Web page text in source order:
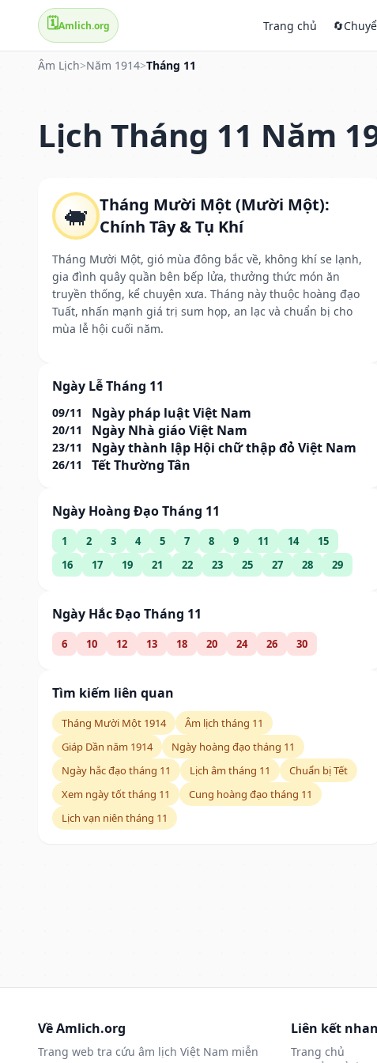
🗓️Amlich.org Trang chủ 🔄
Âm Lịch>Năm 1914>Tháng 11
Lịch Tháng 11 Năm
🐖 Tháng Mười Một (Mười Một):
Chính Tây & Tụ Khí
Tháng Mười Một, gió mùa đông bắc về, không khí se lạnh,
gia đình quây quần bên bếp lửa, thưởng thức món ăn
truyền thống, kể chuyện xưa. Tháng này thuộc hoàng đạo
Tuất, nhấn mạnh giá trị sum họp, an lạc và chuẩn bị cho
mùa lễ hội cuối năm.
Ngày Lễ Tháng 11
09/11 Ngày pháp luật Việt Nam
20/11 Ngày Nhà giáo Việt Nam
23/11 Ngày thành lập Hội chữ thập đỏ Việt Nam
26/11 Tết Thường Tân
Ngày Hoàng Đạo Tháng 11
1 2 3 4 5 7 8 9 11 14
15
16
17 19 21 22 23 25 27 28 29
Ngày Hắc Đạo Tháng 11
6 10 12 13 18 20 24 26 30
Tìm kiếm liên quan
Tháng Mười Một 1914
Âm lịch tháng 11
Giáp Dần năm 1914
Ngày hoàng đạo tháng 11
Ngày hắc đạo tháng 11
Lịch âm tháng 11
Chuẩn bị Tết
Xem ngày tốt tháng 11
Cung hoàng đạo tháng 11
Lịch vạn niên tháng 11
Về Amlich.org
Trang web tra cứu âm lịch Việt Nam miễn
Liên kết
Trang chủ